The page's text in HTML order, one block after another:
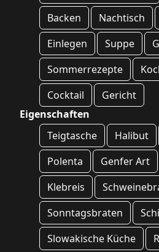
Backen
Nachtisch
Einlegen
Suppe
Sommerrezepte
Cocktail
Gericht
Eigenschaften
Teigtasche
Halibut
Polenta
Genfer Art
Klebreis
Sonntagsbraten
Slowakische Küche